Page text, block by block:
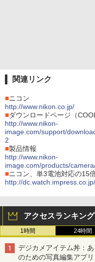
関連リンク
■ニコン
http://www.nikon.co.jp/
■ダウンロードページ（
http://www.nikon-
image.com/support/
2
■製品情報
http://www.nikon-
image.com/products/
■ニコン、単3電池対応の15
http://
アクセスランキング
1時間 24時間
デジカメアイテム丼：
のための写真編集アプ